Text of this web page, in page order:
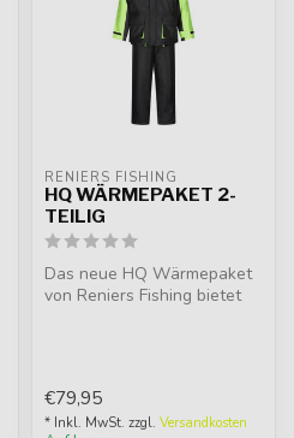
RENIERS FISHING
HQ WÄRMEPAKET 2-
TEILIG
Das neue HQ Wärmepaket
von Reniers Fishing bietet
€79,95
* Inkl. MwSt. zzgl. Versandkosten